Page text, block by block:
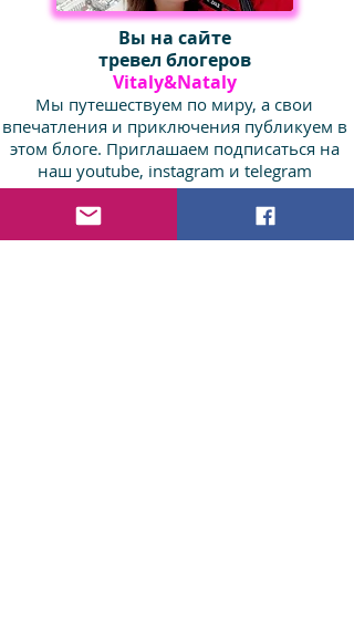
Вы на сайте
тревел блогеров
Vitaly&Nataly
Мы путешествуем по миру, а свои
впечатления и приключения публикуем в
этом блоге. Приглашаем подписаться на
наш youtube, instagram и telegram